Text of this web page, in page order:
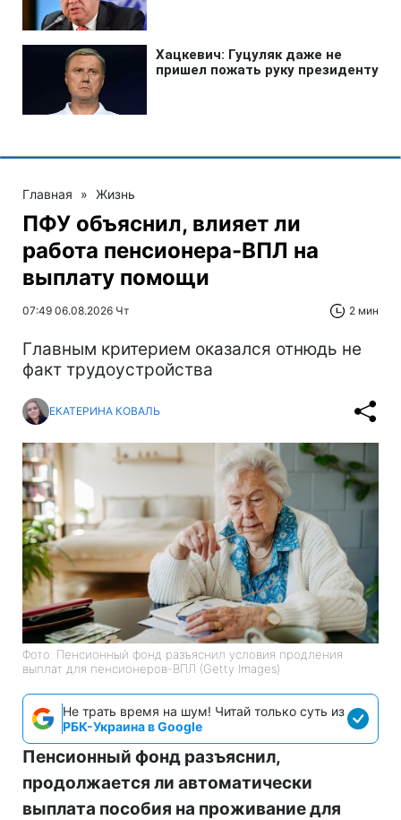
Главная » Жизнь
ПФУ объяснил, влияет ли
работа пенсионера-ВПЛ на
выплату помощи
07:49 06.08.2026 Чт 2 мин
Главным критерием оказался отнюдь не
факт трудоустройства
ЕКАТЕРИНА КОВАЛЬ
Фото: Пенсионный фонд разъяснил условия продления
выплат для пенсионеров-ВПЛ (Getty Images)
Не трать время на шум! Читай только суть из
РБК-Украина в Google
Пенсионный фонд разъяснил,
продолжается ли автоматически
выплата пособия на проживание для